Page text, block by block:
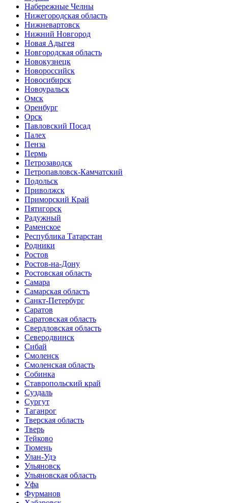
Набережные Челны
Нижегородская область
Нижневартовск
Нижний Новгород
Новая Адыгея
Новгородская область
Новокузнецк
Новороссийск
Новосибирск
Новоуральск
Омск
Оренбург
Орск
Павловский Посад
Палех
Пенза
Пермь
Петрозаводск
Петропавловск-Камчатский
Подольск
Приволжск
Приморский Край
Пятигорск
Радужный
Раменское
Республика Татарстан
Родники
Ростов
Ростов-на-Дону
Ростовская область
Самара
Самарская область
Санкт-Петербург
Саратов
Саратовская область
Свердловская область
Северодвинск
Сибай
Смоленск
Смоленская область
Собинка
Ставропольский край
Суздаль
Сургут
Таганрог
Тверская область
Тверь
Тейково
Тюмень
Улан-Удэ
Ульяновск
Ульяновская область
Уфа
Фурманов